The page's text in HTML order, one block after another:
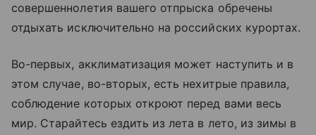
совершеннолетия вашего отпрыска обречены
отдыхать исключительно на российских курортах.
Во-первых, акклиматизация может наступить и в
этом случае, во-вторых, есть нехитрые правила,
соблюдение которых откроют перед вами весь
мир. Старайтесь ездить из лета в лето, из зимы в